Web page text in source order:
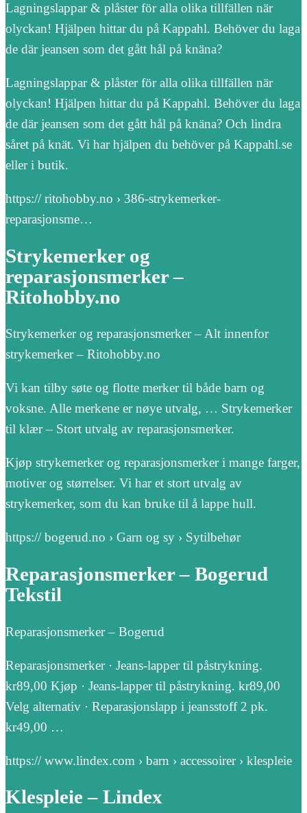
Lagningslappar & plåster för alla olika tillfällen när
olyckan! Hjälpen hittar du på Kappahl. Behöver du laga
de där jeansen som det gått hål på knäna?
Lagningslappar & plåster för alla olika tillfällen när
olyckan! Hjälpen hittar du på Kappahl. Behöver du laga
de där jeansen som det gått hål på knäna? Och lindra
såret på knät. Vi har hjälpen du behöver på Kappahl.se
eller i butik.
https:// ritohobby.no › 386-strykemerker-
reparasjonsme…
Strykemerker og
reparasjonsmerker –
Ritohobby.no
Strykemerker og reparasjonsmerker – Alt innenfor
strykemerker – Ritohobby.no
Vi kan tilby søte og flotte merker til både barn og
voksne. Alle merkene er nøye utvalg, … Strykemerker
til klær – Stort utvalg av reparasjonsmerker.
Kjøp strykemerker og reparasjonsmerker i mange farger,
motiver og størrelser. Vi har et stort utvalg av
strykemerker, som du kan bruke til å lappe hull.
https:// bogerud.no › Garn og sy › Sytilbehør
Reparasjonsmerker – Bogerud
Tekstil
Reparasjonsmerker – Bogerud
Reparasjonsmerker · Jeans-lapper til påstrykning.
kr89,00 Kjøp · Jeans-lapper til påstrykning. kr89,00
Velg alternativ · Reparasjonslapp i jeansstoff 2 pk.
kr49,00 …
https:// www.lindex.com › barn › accessoirer › klespleie
Klespleie – Lindex